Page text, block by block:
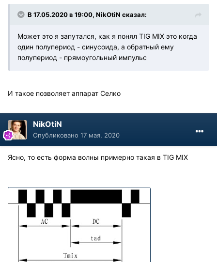
В 17.05.2020 в 19:00, NikOtiN сказал:
Может это я запутался, как я понял TIG MIX это когда
один полупериод - синусоида, а обратный ему
полупериод - прямоугольный импульс
И такое позволяет аппарат Селко
NikOtiN
Опубликовано 17 мая, 2020
Ясно, то есть форма волны примерно такая в TIG MIX